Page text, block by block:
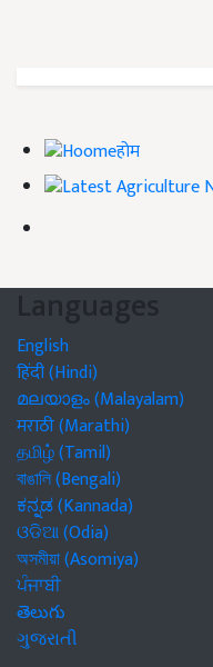
होम
Languages
English
हिंदी (Hindi)
മലയാളം (Malayalam)
मराठी (Marathi)
தமிழ் (Tamil)
বাঙালি (Bengali)
ಕನ್ನಡ (Kannada)
ଓଡିଆ (Odia)
অসমীয়া (Asomiya)
ਪੰਜਾਬੀ
తెలుగు
ગુજરાતી